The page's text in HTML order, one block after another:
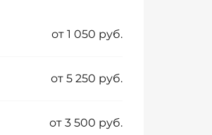
от 1 050 руб.
от 5 250 руб.
от 3 500 руб.